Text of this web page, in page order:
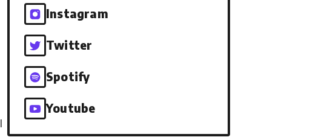
Instagram
Twitter
Spotify
Youtube